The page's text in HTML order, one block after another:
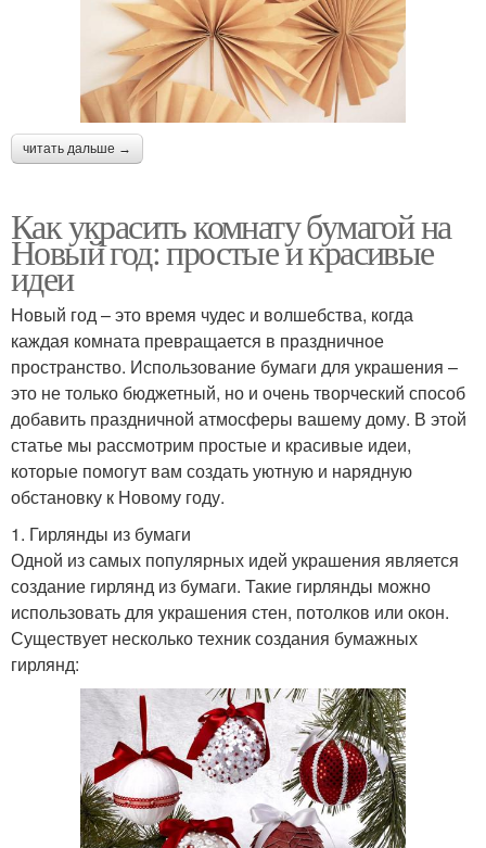
читать дальше →
Как украсить комнату бумагой на
Новый год: простые и красивые
идеи
Новый год – это время чудес и волшебства, когда
каждая комната превращается в праздничное
пространство. Использование бумаги для украшения –
это не только бюджетный, но и очень творческий способ
добавить праздничной атмосферы вашему дому. В этой
статье мы рассмотрим простые и красивые идеи,
которые помогут вам создать уютную и нарядную
обстановку к Новому году.
1. Гирлянды из бумаги
Одной из самых популярных идей украшения является
создание гирлянд из бумаги. Такие гирлянды можно
использовать для украшения стен, потолков или окон.
Существует несколько техник создания бумажных
гирлянд: